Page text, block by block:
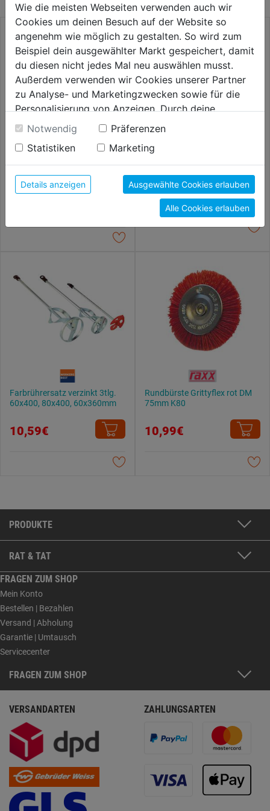
SB
10,29€
Fliesenlochbohrer
10,59€
Farbrührersatz verzinkt 3tlg.
60x400, 80x400, 60x360mm
10,59€
Rundbürste Grittyflex rot DM
75mm K80
10,99€
PRODUKTE
RAT & TAT
FRAGEN ZUM SHOP
Mein Konto
Bestellen | Bezahlen
Versand | Abholung
Garantie | Umtausch
Servicecenter
FRAGEN ZUM SHOP
VERSANDARTEN ZAHLUNGSARTEN
Wie die meisten Webseiten verwenden auch wir
Cookies um deinen Besuch auf der Website so
angenehm wie möglich zu gestalten. So wird zum
Beispiel dein ausgewählter Markt gespeichert, damit
du diesen nicht jedes Mal neu auswählen musst.
Außerdem verwenden wir Cookies unserer Partner
zu Analyse- und Marketingzwecken sowie für die
Personalisierung von Anzeigen. Durch deine
Einwilligung werden die Daten von Drittanbieter,
unter anderem auch in den USA, verarbeitet.
Durch Klick auf "Alle Cookies erlauben" stimmst du
der Verwendung aller Cookies zu. Unter "Details
anzeigen" findest du alle Infos zu den
unterschiedlichen Cookies, unter "Cookies
Konfigurieren" kannst du auswählen, welche Cookies
du zulassen möchtest und welche nicht.
Weitere Informationen findest du in unserer
Notwendig
Präferenzen
Statistiken
Marketing
Details anzeigen Ausgewählte Cookies erlauben
Alle Cookies erlauben